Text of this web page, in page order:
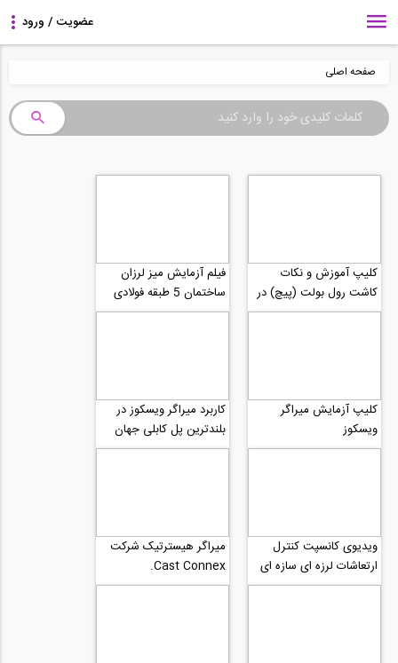
صفحه اصلی
کلیپ آموزش و نکات
کاشت رول بولت (پیچ) در
سازه های بتنی با تزریق
فیلم آزمایش میز لرزان
ساختمان 5 طبقه فولادی
مجهز شده با میراگر
کلیپ آزمایش میراگر
ویسکوز
کاربرد میراگر ویسکوز در
بلندترین پل کابلی جهان
ویدیوی کانسپت کنترل
ارتعاشات لرزه ای سازه ای
توسط میراگر جرمی ستون
میراگر هیسترتیک شرکت
Cast Connex.